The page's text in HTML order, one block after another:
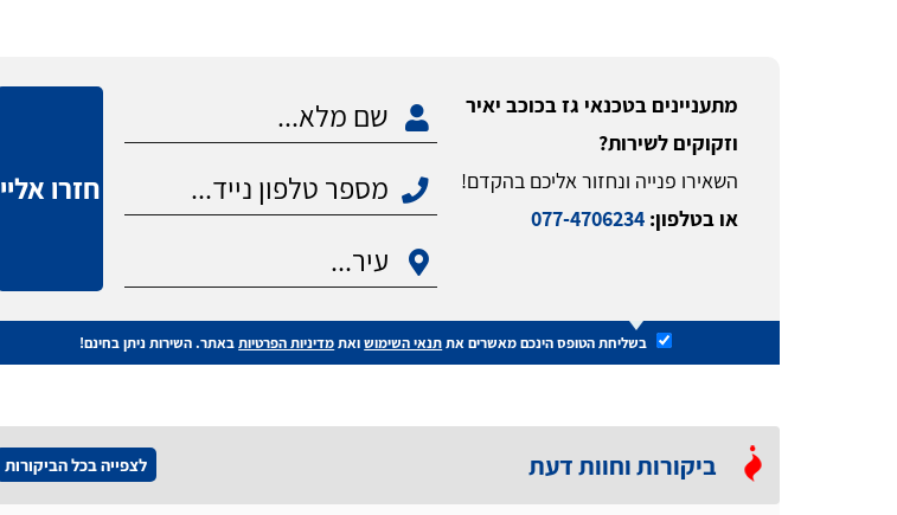
מתעניינים בטכנאי גז בכוכב יאיר
וזקוקים לשירות?
השאירו פנייה ונחזור אליכם בהקדם!
או בטלפון:077-4706234
חזרו אליי
בשליחת הטופס הינכם מאשרים אתתנאי השימושואתמדיניות הפרטיותבאתר. השירות ניתן בחינם!
ביקורות וחוות דעת לצפייה בכל הביקורות